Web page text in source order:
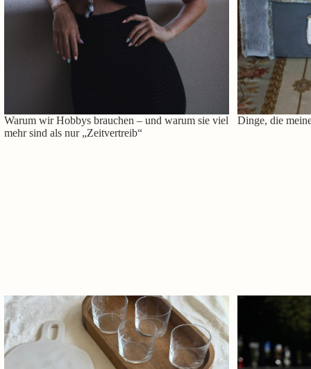
Warum wir Hobbys brauchen – und warum sie viel
mehr sind als nur „Zeitvertreib“
Dinge, die